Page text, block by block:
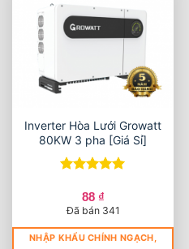
Inverter Hòa Lưới Growatt
80KW 3 pha [Giá Sỉ]
hạng5 5
sao
88 ₫
Đã bán 341
NHẬP KHẨU CHÍNH NGẠCH,